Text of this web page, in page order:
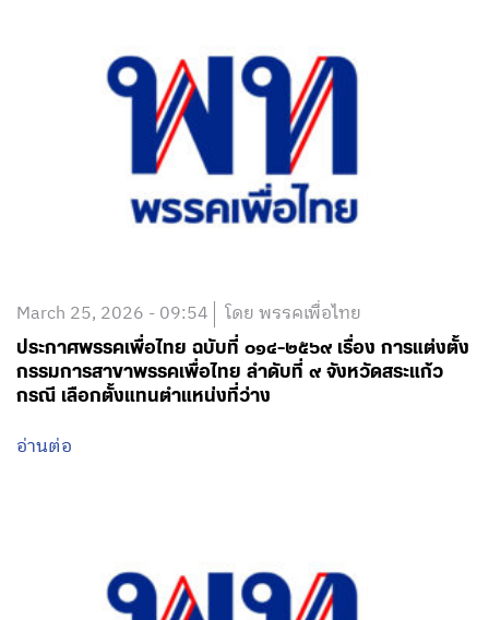
March 25, 2026 - 09:54 โดย พรรคเพื่อไทย
ประกาศพรรคเพื่อไทย ฉบับที่ ๐๑๔-๒๕๖๙ เรื่อง การแต่งตั้ง
กรรมการสาขาพรรคเพื่อไทย ลำดับที่ ๙ จังหวัดสระแก้ว
กรณี เลือกตั้งแทนตำแหน่งที่ว่าง
อ่านต่อ